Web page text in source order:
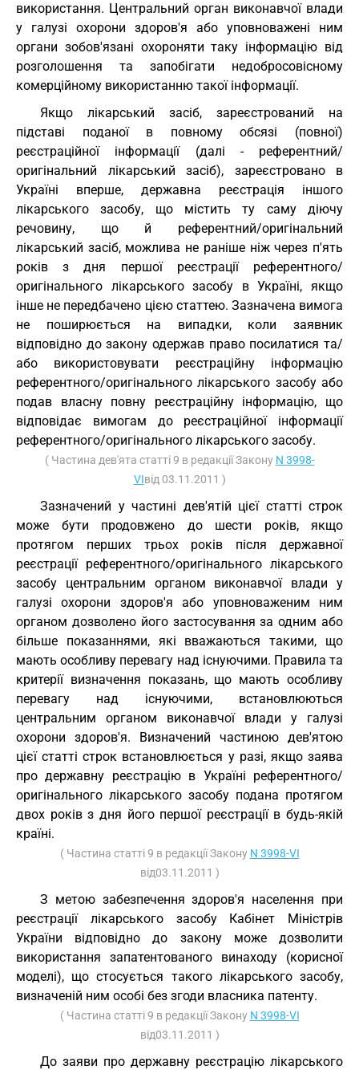
використання. Центральний орган виконавчої влади
у галузі охорони здоров'я або уповноважені ним
органи зобов'язані охороняти таку інформацію від
розголошення та запобігати недобросовісному
комерційному використанню такої інформації.
Якщо лікарський засіб, зареєстрований на
підставі поданої в повному обсязі (повної)
реєстраційної інформації (далі - референтний/
оригінальний лікарський засіб), зареєстровано в
Україні вперше, державна реєстрація іншого
лікарського засобу, що містить ту саму діючу
речовину, що й референтний/оригінальний
лікарський засіб, можлива не раніше ніж через п'ять
років з дня першої реєстрації референтного/
оригінального лікарського засобу в Україні, якщо
інше не передбачено цією статтею. Зазначена вимога
не поширюється на випадки, коли заявник
відповідно до закону одержав право посилатися та/
або використовувати реєстраційну інформацію
референтного/оригінального лікарського засобу або
подав власну повну реєстраційну інформацію, що
відповідає вимогам до реєстраційної інформації
референтного/оригінального лікарського засобу.
( Частина дев'ята статті 9 в редакції Закону N 3998-
VIвід 03.11.2011 )
Зазначений у частині дев'ятій цієї статті строк
може бути продовжено до шести років, якщо
протягом перших трьох років після державної
реєстрації референтного/оригінального лікарського
засобу центральним органом виконавчої влади у
галузі охорони здоров'я або уповноваженим ним
органом дозволено його застосування за одним або
більше показаннями, які вважаються такими, що
мають особливу перевагу над існуючими. Правила та
критерії визначення показань, що мають особливу
перевагу над існуючими, встановлюються
центральним органом виконавчої влади у галузі
охорони здоров'я. Визначений частиною дев'ятою
цієї статті строк встановлюється у разі, якщо заява
про державну реєстрацію в Україні референтного/
оригінального лікарського засобу подана протягом
двох років з дня його першої реєстрації в будь-якій
країні.
( Частина статті 9 в редакції Закону N 3998-VI
від03.11.2011 )
З метою забезпечення здоров'я населення при
реєстрації лікарського засобу Кабінет Міністрів
України відповідно до закону може дозволити
використання запатентованого винаходу (корисної
моделі), що стосується такого лікарського засобу,
визначеній ним особі без згоди власника патенту.
( Частина статті 9 в редакції Закону N 3998-VI
від03.11.2011 )
До заяви про державну реєстрацію лікарського